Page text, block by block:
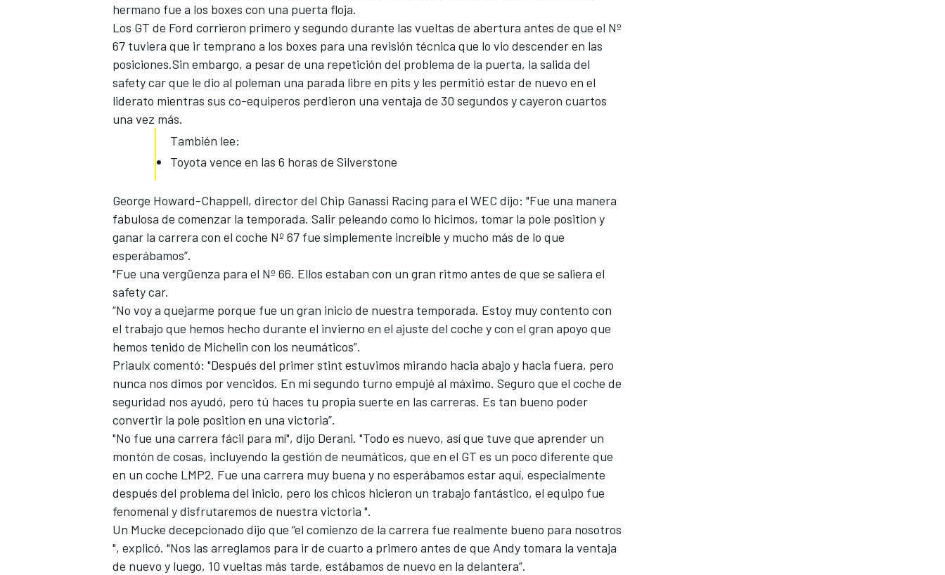
WRC
hermano fue a los boxes con una puerta floja.
Los GT de Ford corrieron primero y segundo durante las vueltas de abertura antes de que el Nº
67 tuviera que ir temprano a los boxes para una revisión técnica que lo vio descender en las
posiciones.Sin embargo, a pesar de una repetición del problema de la puerta, la salida del
safety car que le dio al poleman una parada libre en pits y les permitió estar de nuevo en el
liderato mientras sus co-equiperos perdieron una ventaja de 30 segundos y cayeron cuartos
una vez más.
También lee:
Toyota vence en las 6 horas de Silverstone
George Howard-Chappell, director del Chip Ganassi Racing para el WEC dijo: "Fue una manera
fabulosa de comenzar la temporada. Salir peleando como lo hicimos, tomar la pole position y
ganar la carrera con el coche Nº 67 fue simplemente increíble y mucho más de lo que
esperábamos”.
"Fue una vergüenza para el Nº 66. Ellos estaban con un gran ritmo antes de que se saliera el
safety car.
“No voy a quejarme porque fue un gran inicio de nuestra temporada. Estoy muy contento con
el trabajo que hemos hecho durante el invierno en el ajuste del coche y con el gran apoyo que
hemos tenido de Michelin con los neumáticos”.
Priaulx comentó: "Después del primer stint estuvimos mirando hacia abajo y hacia fuera, pero
nunca nos dimos por vencidos. En mi segundo turno empujé al máximo. Seguro que el coche de
seguridad nos ayudó, pero tú haces tu propia suerte en las carreras. Es tan bueno poder
convertir la pole position en una victoria”.
"No fue una carrera fácil para mí", dijo Derani. "Todo es nuevo, así que tuve que aprender un
montón de cosas, incluyendo la gestión de neumáticos, que en el GT es un poco diferente que
en un coche LMP2. Fue una carrera muy buena y no esperábamos estar aquí, especialmente
después del problema del inicio, pero los chicos hicieron un trabajo fantástico, el equipo fue
fenomenal y disfrutaremos de nuestra victoria ".
Un Mucke decepcionado dijo que “el comienzo de la carrera fue realmente bueno para nosotros
", explicó. "Nos las arreglamos para ir de cuarto a primero antes de que Andy tomara la ventaja
de nuevo y luego, 10 vueltas más tarde, estábamos de nuevo en la delantera”.